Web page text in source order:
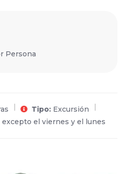
Persona
Tipo: Excursión
excepto el viernes y el lunes